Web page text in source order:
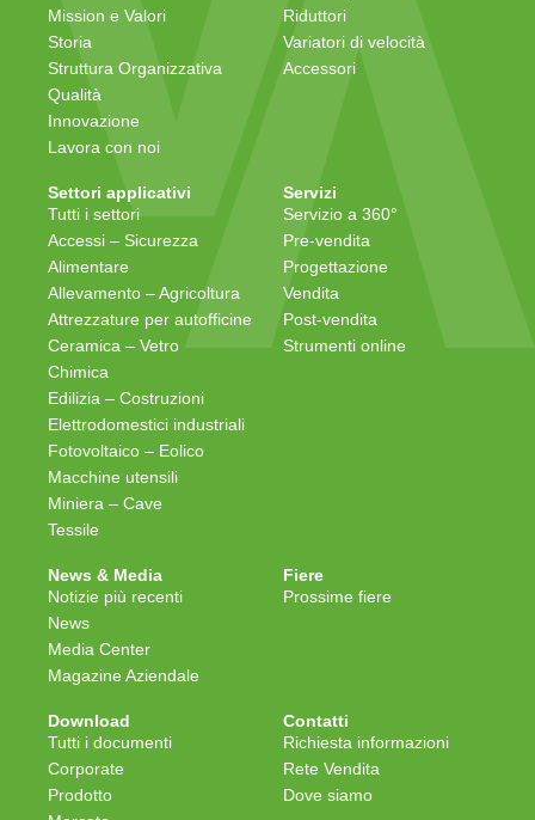
Mission e Valori
Storia
Struttura Organizzativa
Qualità
Innovazione
Lavora con noi
Riduttori
Variatori di velocità
Accessori
Settori applicativi
Tutti i settori
Accessi – Sicurezza
Alimentare
Allevamento – Agricoltura
Attrezzature per autofficine
Ceramica – Vetro
Chimica
Edilizia – Costruzioni
Elettrodomestici industriali
Fotovoltaico – Eolico
Macchine utensili
Miniera – Cave
Tessile
Servizi
Servizio a 360°
Pre-vendita
Progettazione
Vendita
Post-vendita
Strumenti online
News & Media
Notizie più recenti
News
Media Center
Magazine Aziendale
Fiere
Prossime fiere
Download
Tutti i documenti
Corporate
Prodotto
Contatti
Richiesta informazioni
Rete Vendita
Dove siamo